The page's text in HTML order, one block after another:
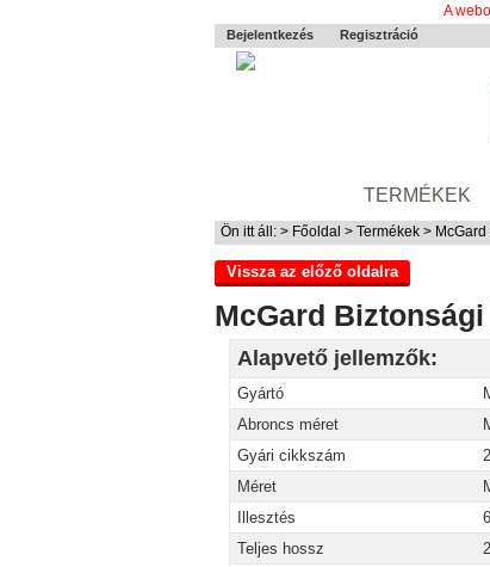
A
Bejelentkezés Regisztráció
TERMÉKEK
Ön itt áll: > Főoldal > Termékek >
Vissza az előző oldalra
McGard
Alapvető jellemzők:
Gyártó
Abroncs méret
Gyári cikkszám
Méret
Illesztés
Teljes hossz